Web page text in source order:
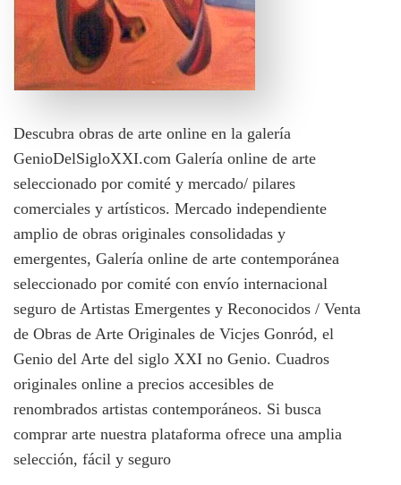
Descubra obras de arte online en la galería
GenioDelSigloXXI.com Galería online de arte
seleccionado por comité y mercado/ pilares
comerciales y artísticos. Mercado independiente
amplio de obras originales consolidadas y
emergentes, Galería online de arte contemporánea
seleccionado por comité con envío internacional
seguro de Artistas Emergentes y Reconocidos / Venta
de Obras de Arte Originales de Vicjes Gonród, el
Genio del Arte del siglo XXI no Genio. Cuadros
originales online a precios accesibles de
renombrados artistas contemporáneos. Si busca
comprar arte nuestra plataforma ofrece una amplia
selección, fácil y seguro